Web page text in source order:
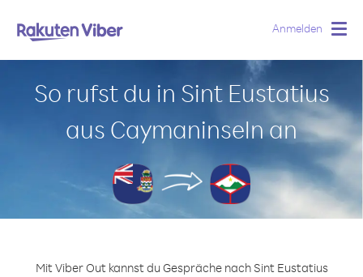
Anmelden
So rufst du in Sint Eustatius
aus Caymaninseln an
Mit Viber Out kannst du Gespräche nach Sint Eustatius